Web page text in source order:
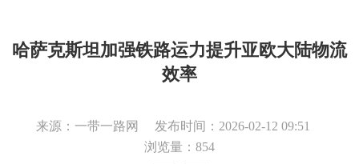
哈萨克斯坦加强铁路运力提升亚欧大陆物流
效率
来源：一带一路网
发布时间：2026-02-12 09:51
浏览量：854